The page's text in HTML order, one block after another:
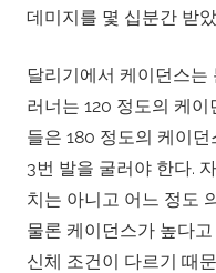
데미지를 몇 십분간 받
달리기에서 케이던스는
러너는 120 정도의 케
들은 180 정도의 케이
3번 발을 굴러야 한다.
치는 아니고 어느 정도
물론 케이던스가 높다
신체 조건이 다르기 때